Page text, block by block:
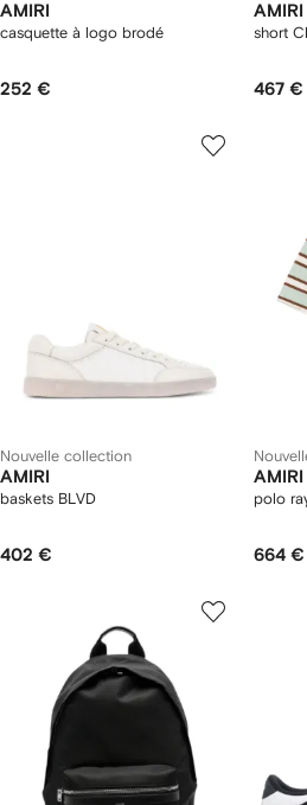
AMIRI
casquette à logo brodé
252 €
AMIRI
short
467 €
Nouvelle collection
AMIRI
baskets BLVD
402 €
AMIRI
polo
664 €